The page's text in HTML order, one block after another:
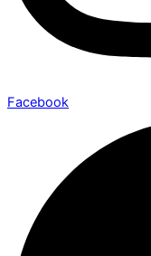
Facebook